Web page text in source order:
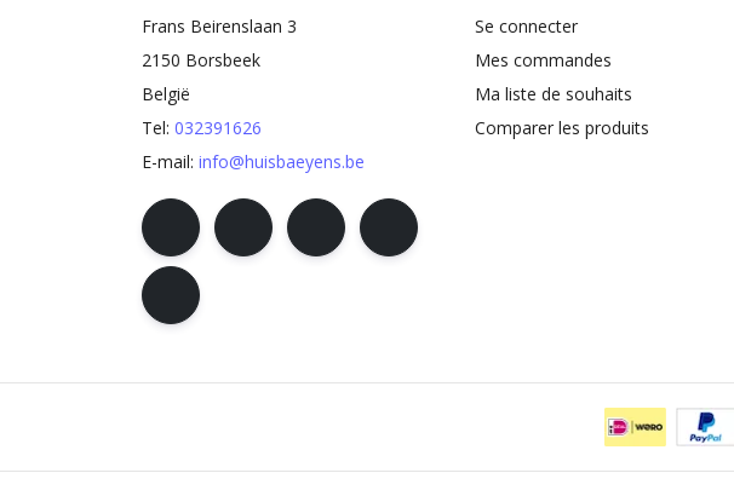
Frans Beirenslaan 3
2150 Borsbeek
België
Tel: 032391626
E-mail: info@huisbaeyens.be
Se connecter
Mes commandes
Ma liste de souhaits
Comparer les produits